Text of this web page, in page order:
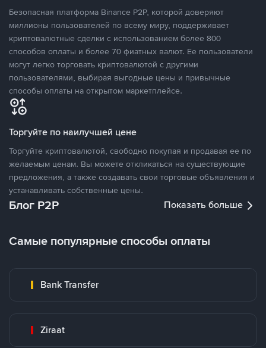
Безопасная платформа Binance P2P, которой доверяют
миллионы пользователей по всему миру, поддерживает
криптовалютные сделки с использованием более 800
способов оплаты и более 70 фиатных валют. Ее пользователи
могут легко торговать криптовалютой с другими
пользователями, выбирая выгодные цены и привычные
способы оплаты на открытом маркетплейсе.
Торгуйте по наилучшей цене
Торгуйте криптовалютой, свободно покупая и продавая ее по
желаемым ценам. Вы можете откликаться на существующие
предложения, а также создавать свои торговые объявления и
устанавливать собственные цены.
Блог P2P Показать больше
Самые популярные способы оплаты
Bank Transfer
Ziraat